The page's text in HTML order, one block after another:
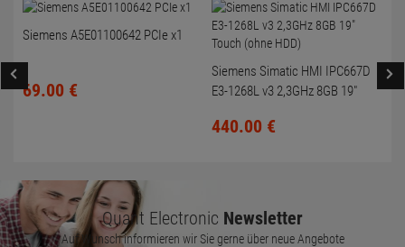
Siemens A5E01100642 PCIe x1
69.00 €
Siemens Simatic HMI IPC667D
E3-1268L v3 2,3GHz 8GB 19"
440.00 €
Quant Electronic Newsletter
Auf Wunsch informieren wir Sie gerne über neue Angebote